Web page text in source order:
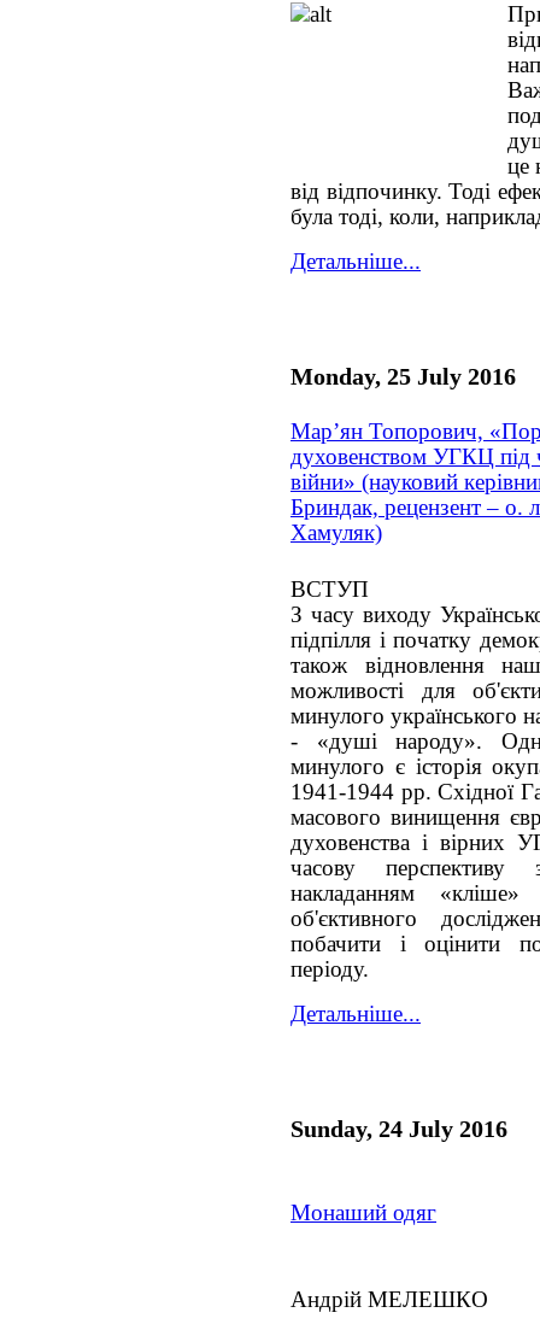
це
від відпочинку. Тоді
була тоді, коли,
Детальніше...
Monday, 25 July 2016
Мар’ян Топорович,
духовенством УГКЦ під
війни» (науковий
Бриндак, рецензент – о.
Хамуляк)
ВСТУП
З часу виходу
підпілля і початку
також відновлення
можливості для
минулого українського
- «душі народу».
минулого є історія
1941-1944 рр. Східної
масового винищення
духовенства і вірних
часову
накладанням
об'єктивного
побачити і оцінити
періоду.
Детальніше...
Sunday, 24 July 2016
Монаший одяг
Андрій МЕЛЕШКО